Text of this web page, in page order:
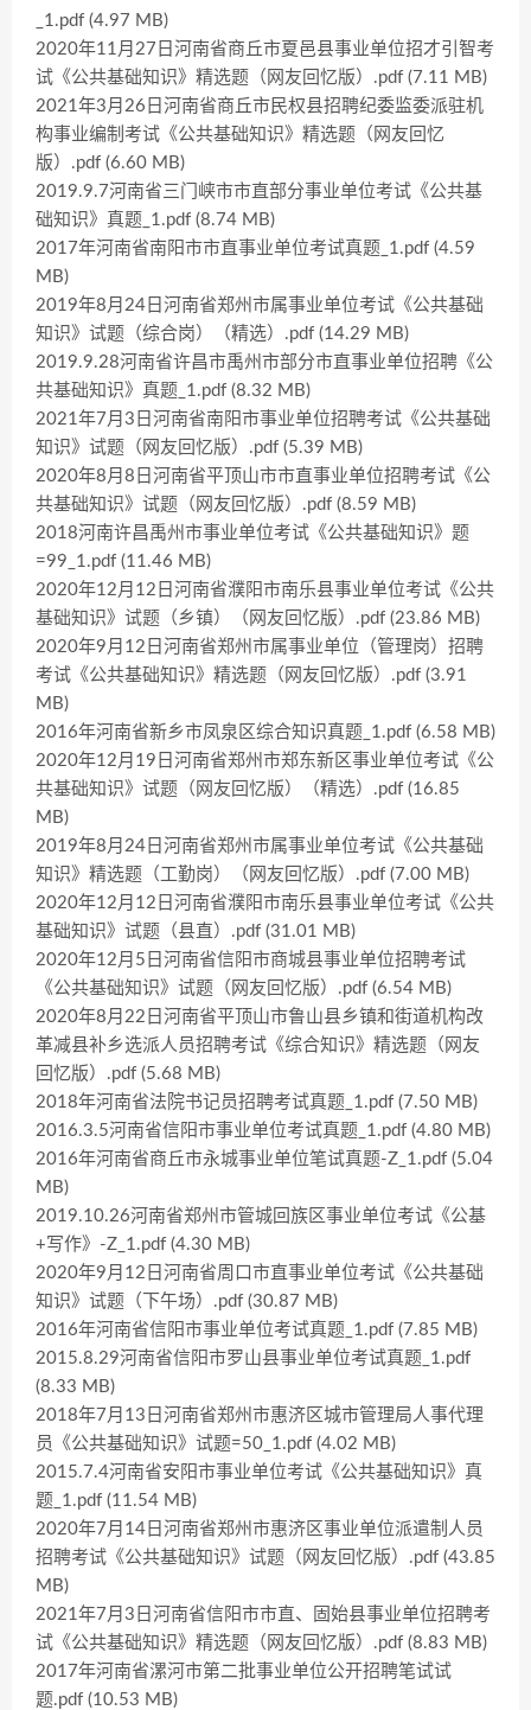
_1.pdf (4.97 MB)
2020年11月27日河南省商丘市夏邑县事业单位招才引智考
试《公共基础知识》精选题（网友回忆版）.pdf (7.11 MB)
2021年3月26日河南省商丘市民权县招聘纪委监委派驻机
构事业编制考试《公共基础知识》精选题（网友回忆
版）.pdf (6.60 MB)
2019.9.7河南省三门峡市市直部分事业单位考试《公共基
础知识》真题_1.pdf (8.74 MB)
2017年河南省南阳市市直事业单位考试真题_1.pdf (4.59
MB)
2019年8月24日河南省郑州市属事业单位考试《公共基础
知识》试题（综合岗）（精选）.pdf (14.29 MB)
2019.9.28河南省许昌市禹州市部分市直事业单位招聘《公
共基础知识》真题_1.pdf (8.32 MB)
2021年7月3日河南省南阳市事业单位招聘考试《公共基础
知识》试题（网友回忆版）.pdf (5.39 MB)
2020年8月8日河南省平顶山市市直事业单位招聘考试《公
共基础知识》试题（网友回忆版）.pdf (8.59 MB)
2018河南许昌禹州市事业单位考试《公共基础知识》题
=99_1.pdf (11.46 MB)
2020年12月12日河南省濮阳市南乐县事业单位考试《公共
基础知识》试题（乡镇）（网友回忆版）.pdf (23.86 MB)
2020年9月12日河南省郑州市属事业单位（管理岗）招聘
考试《公共基础知识》精选题（网友回忆版）.pdf (3.91
MB)
2016年河南省新乡市凤泉区综合知识真题_1.pdf (6.58 MB)
2020年12月19日河南省郑州市郑东新区事业单位考试《公
共基础知识》试题（网友回忆版）（精选）.pdf (16.85
MB)
2019年8月24日河南省郑州市属事业单位考试《公共基础
知识》精选题（工勤岗）（网友回忆版）.pdf (7.00 MB)
2020年12月12日河南省濮阳市南乐县事业单位考试《公共
基础知识》试题（县直）.pdf (31.01 MB)
2020年12月5日河南省信阳市商城县事业单位招聘考试
《公共基础知识》试题（网友回忆版）.pdf (6.54 MB)
2020年8月22日河南省平顶山市鲁山县乡镇和街道机构改
革减县补乡选派人员招聘考试《综合知识》精选题（网友
回忆版）.pdf (5.68 MB)
2018年河南省法院书记员招聘考试真题_1.pdf (7.50 MB)
2016.3.5河南省信阳市事业单位考试真题_1.pdf (4.80 MB)
2016年河南省商丘市永城事业单位笔试真题-Z_1.pdf (5.04
MB)
2019.10.26河南省郑州市管城回族区事业单位考试《公基
+写作》-Z_1.pdf (4.30 MB)
2020年9月12日河南省周口市直事业单位考试《公共基础
知识》试题（下午场）.pdf (30.87 MB)
2016年河南省信阳市事业单位考试真题_1.pdf (7.85 MB)
2015.8.29河南省信阳市罗山县事业单位考试真题_1.pdf
(8.33 MB)
2018年7月13日河南省郑州市惠济区城市管理局人事代理
员《公共基础知识》试题=50_1.pdf (4.02 MB)
2015.7.4河南省安阳市事业单位考试《公共基础知识》真
题_1.pdf (11.54 MB)
2020年7月14日河南省郑州市惠济区事业单位派遣制人员
招聘考试《公共基础知识》试题（网友回忆版）.pdf (43.85
MB)
2021年7月3日河南省信阳市市直、固始县事业单位招聘考
试《公共基础知识》精选题（网友回忆版）.pdf (8.83 MB)
2017年河南省漯河市第二批事业单位公开招聘笔试试
题.pdf (10.53 MB)